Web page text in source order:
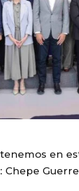
en
Chepe